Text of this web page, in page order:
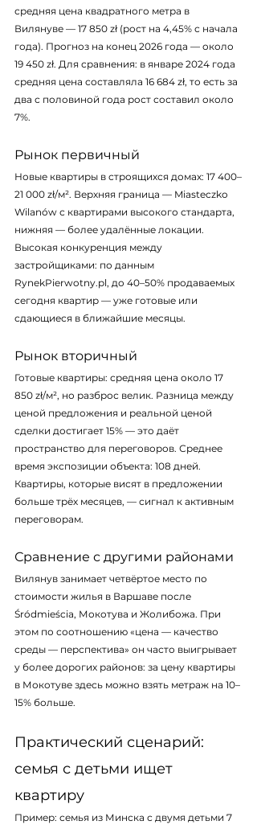
средняя цена квадратного метра в
Вилянуве — 17 850 zł (рост на 4,45% с начала
года). Прогноз на конец 2026 года — около
19 450 zł. Для сравнения: в январе 2024 года
средняя цена составляла 16 684 zł, то есть за
два с половиной года рост составил около
7%.
Рынок первичный
Новые квартиры в строящихся домах: 17 400–
21 000 zł/м². Верхняя граница — Miasteczko
Wilanów с квартирами высокого стандарта,
нижняя — более удалённые локации.
Высокая конкуренция между
застройщиками: по данным
RynekPierwotny.pl, до 40–50% продаваемых
сегодня квартир — уже готовые или
сдающиеся в ближайшие месяцы.
Рынок вторичный
Готовые квартиры: средняя цена около 17
850 zł/м², но разброс велик. Разница между
ценой предложения и реальной ценой
сделки достигает 15% — это даёт
пространство для переговоров. Среднее
время экспозиции объекта: 108 дней.
Квартиры, которые висят в предложении
больше трёх месяцев, — сигнал к активным
переговорам.
Сравнение с другими районами
Вилянув занимает четвёртое место по
стоимости жилья в Варшаве после
Śródmieścia, Мокотува и Жолибожа. При
этом по соотношению «цена — качество
среды — перспектива» он часто выигрывает
у более дорогих районов: за цену квартиры
в Мокотуве здесь можно взять метраж на 10–
15% больше.
Практический сценарий:
семья с детьми ищет
квартиру
Пример: семья из Минска с двумя детьми 7